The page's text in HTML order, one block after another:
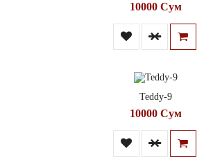
10000 Сум
Teddy-9
10000 Сум